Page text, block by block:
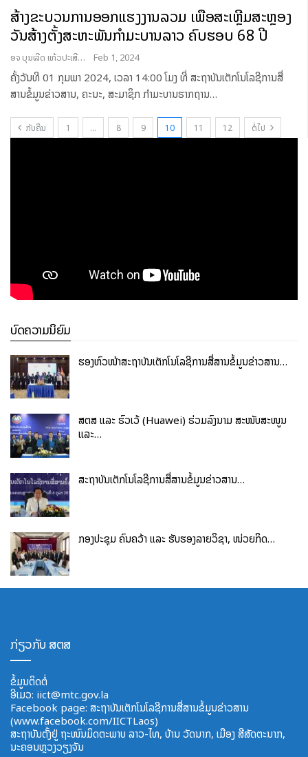
ສ້າງຂະບວນການອອກແຮງງານລວມ ເພື່ອສະເຫຼີມສະຫຼອງ
ວັນສ້າງຕັ້ງສະຫະພັນກໍາມະບານລາວ ຄົບຮອບ 68 ປີ
ອຈ ບຸນເລີດ ແກ້ວປະເສີດ Feb 1, 2024
ຄັ້ງວັນທີ 01 ກຸມພາ 2024, ເວລາ 14:00 ໂມງ ທີ່ ສະຖາບັນເຕັກໂນໂລຊີການສື່
ສານຂໍ້ມູນຂ່າວສານ, ຄະນະ, ສະມາຊິກ ກໍາມະບານຮາກຖານ…
ກັບຄືນ 1 … 8 9 10 11 12 ຕໍ່ໄປ
ບົດຄວາມນິຍົມ
ຮອງຫົວໜ້າສະຖາບັນເຕັກໂນໂລຊີການສື່ສານຂໍ້ມູນຂ່າວສານ…
ສຕສ ແລະ ຮົວເວ້ (Huawei) ຮ່ວມລົງນາມ ສະໜັບສະໜູນ
ແລະ…
ສະຖາບັນເຕັກໂນໂລຊີການສື່ສານຂໍ້ມູນຂ່າວສານ…
ກອງປະຊຸມ ຄົ້ນຄວ້າ ແລະ ຮັບຮອງລາຍວິຊາ, ໜ່ວຍກິດ…
ກ່ຽວກັບ ສຕສ
ຂໍ້ມູນຕິດຕໍ່
ອີ​ເມວ: iict@mtc.gov.la
Facebook page: ສະຖາບັນເຕັກໂນໂລຊີການສື່ສານຂໍ້ມູນຂ່າວສານ
(www.facebook.com/IICTLaos)
ສະ​ຖາ​ບັນ​ຕັ້ງຢູ່ ຖະໜົນມິດຕະພາບ​ ລາວ​-ໄທ, ບ້ານ ວັດ​ນາກ, ​ເມືອງ ສີ​ສັດຕະ​ນາກ,
ນະຄອນຫຼວງວຽງຈັນ